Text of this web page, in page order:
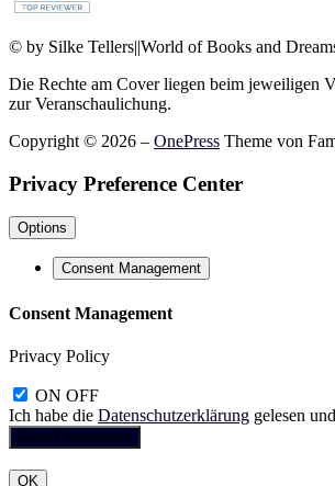
© by Silke Tellers||World of Books and
Die Rechte am Cover liegen beim jeweiligen
zur Veranschaulichung.
Copyright © 2026 – OnePress Theme von
Privacy Preference Center
Options
Consent Management
Consent Management
Privacy Policy
ON OFF
Ich habe die Datenschutzerklärung gelesen
OK